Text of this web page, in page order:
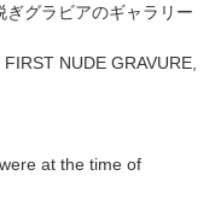
グラビアのギャラリー
NUDE GRAVURE,
at the time of